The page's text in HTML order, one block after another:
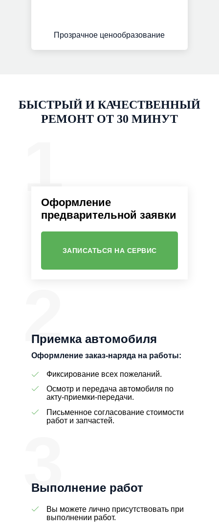
Прозрачное ценообразование
БЫСТРЫЙ И КАЧЕСТВЕННЫЙ
РЕМОНТ ОТ 30 МИНУТ
3
2
Оформление
предварительной заявки
Приемка автомобиля
Выполнение работ
Оформление заказ-наряда на работы:
ЗАПИСАТЬСЯ НА СЕРВИС
Фиксирование всех пожеланий.
Письменное согласование стоимости
работ и запчастей.
Осмотр и передача автомобиля по
акту-приемки-передачи.
Вы можете лично присутствовать при
выполнении работ.